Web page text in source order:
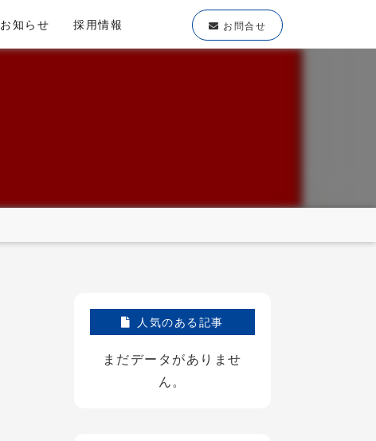
お知らせ 採用情報 お問合せ
人気のある記事
まだデータがありませ
ん。